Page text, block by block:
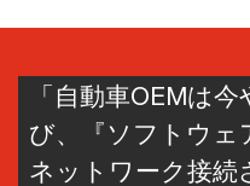
「自動車OEMは
び、『ソフトウェ
ネットワーク接続